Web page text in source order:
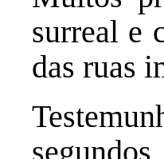
surreal e
das ruas